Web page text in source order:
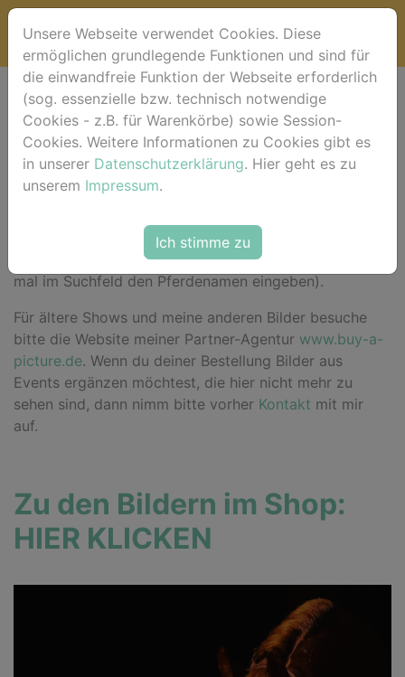
Willkommen bei
horse-foto.de !
findest du für das aktuelle Event deine
Bilder sortiert nach Pferdenamen (alternativ einfach
mal im Suchfeld den Pferdenamen eingeben).
Für ältere Shows und meine anderen Bilder besuche
bitte die Website meiner Partner-Agentur www.buy-a-
picture.de. Wenn du deiner Bestellung Bilder aus
Events ergänzen möchtest, die hier nicht mehr zu
sehen sind, dann nimm bitte vorher Kontakt mit mir
auf.
Zu den Bildern im Shop:
HIER KLICKEN
Unsere Webseite verwendet Cookies. Diese
ermöglichen grundlegende Funktionen und sind für
die einwandfreie Funktion der Webseite erforderlich
(sog. essenzielle bzw. technisch notwendige
Cookies - z.B. für Warenkörbe) sowie Session-
Cookies. Weitere Informationen zu Cookies gibt es
in unserer Datenschutzerklärung. Hier geht es zu
unserem Impressum.
Ich stimme zu